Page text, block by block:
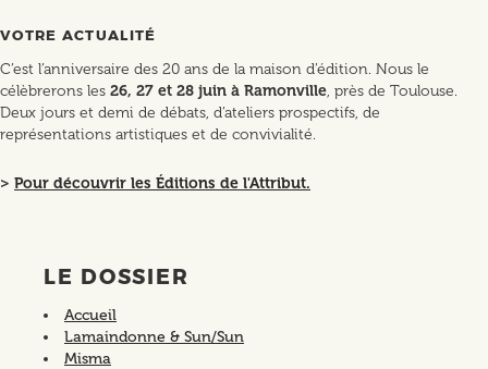
VOTRE ACTUALITÉ
C’est l’anniversaire des 20 ans de la maison d’édition. Nous le
célèbrerons les 26, 27 et 28 juin à Ramonville, près de Toulouse.
Deux jours et demi de débats, d’ateliers prospectifs, de
représentations artistiques et de convivialité.
> Pour découvrir les Éditions de l'Attribut.
LE DOSSIER
Accueil
Lamaindonne & Sun/Sun
Misma